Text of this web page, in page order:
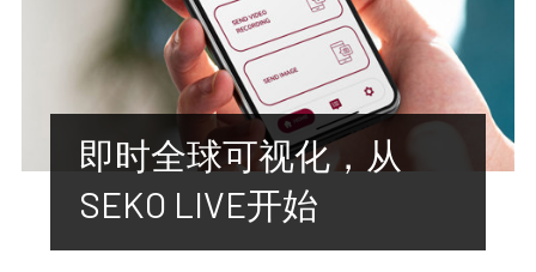
即时全球可视化，从
SEKO LIVE开始